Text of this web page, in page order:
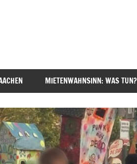
MIETENWAHNSINN: WAS TUN?